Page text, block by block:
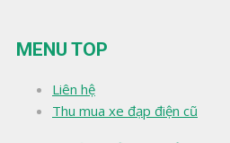
đến
nội
MENU TOP
Liên hệ
Thu mua xe đạp điện cũ